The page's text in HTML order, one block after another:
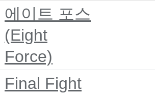
에이트 포스
(Eight
Force)
Final Fight